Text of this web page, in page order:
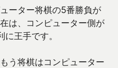
ーター将棋の5番勝負が
は、コンピューター側が
王手です。
う将棋はコンピューター